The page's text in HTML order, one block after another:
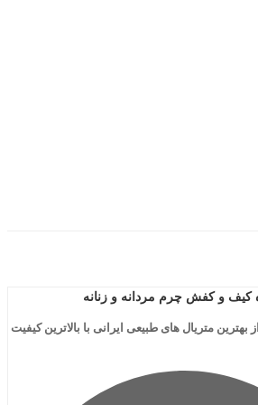
چرم مردانه و زنانه
های طبیعی ایرانی با بالاترین کیفیت